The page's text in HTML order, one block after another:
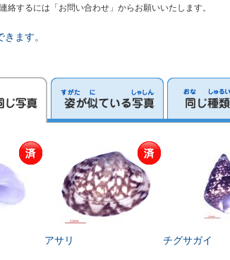
絡するには「お問い合わせ」からお願いいたします。
ます。
アサリ チグサガイ